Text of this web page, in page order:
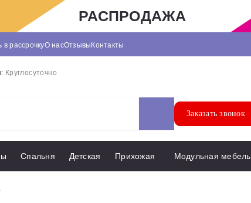
РАСПРОДАЖА
в рассрочкуО насОтзывыКонтакты
Круглосуточно
Заказать звонок
Спальня Детская Прихожая Модульная мебель